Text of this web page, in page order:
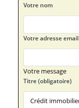
Votre nom
Votre adresse email
Votre message
Titre (obligatoire)